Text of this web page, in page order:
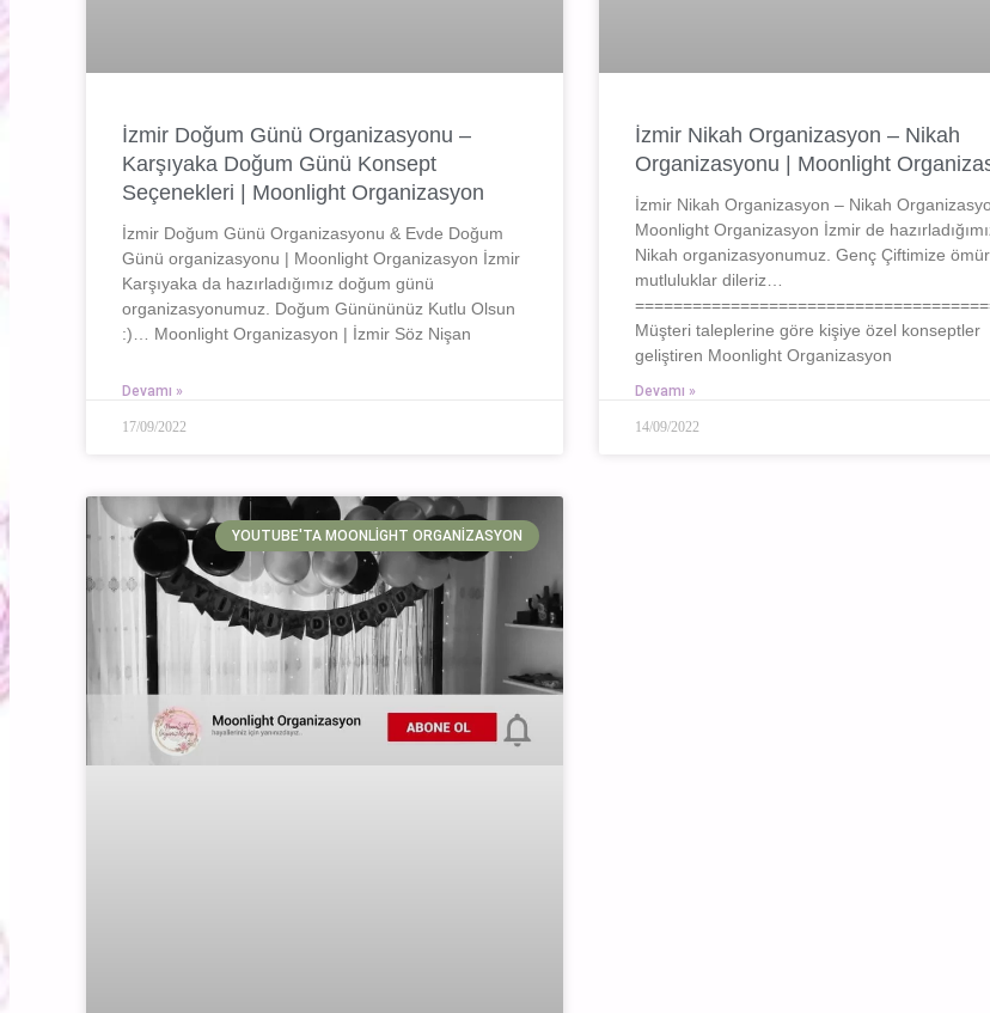
İzmir Doğum Günü Organizasyonu –
Karşıyaka Doğum Günü Konsept
Seçenekleri | Moonlight Organizasyon
İzmir Doğum Günü Organizasyonu & Evde Doğum
Günü organizasyonu | Moonlight Organizasyon İzmir
Karşıyaka da hazırladığımız doğum günü
organizasyonumuz. Doğum Günününüz Kutlu Olsun
:)… Moonlight Organizasyon | İzmir Söz Nişan
Devamı »
17/09/2022
İzmir Nikah Organizasyon – Nikah
Organizasyonu | Moonlight
İzmir Nikah Organizasyon – Nikah
Moonlight Organizasyon İzmir de
Nikah organizasyonumuz. Genç Çiftimize
mutluluklar dileriz…
Müşteri taleplerine göre kişiye özel konseptler
geliştiren Moonlight Organizasyon
Devamı »
14/09/2022
YOUTUBE'TA MOONLIGHT ORGANIZASYON